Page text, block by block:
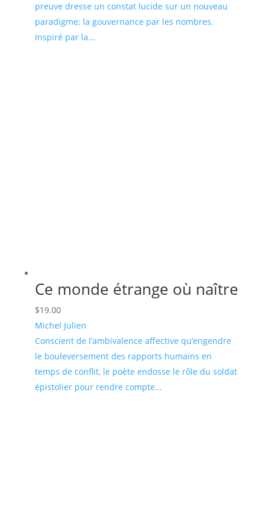
preuve dresse un constat lucide sur un nouveau
paradigme; la gouvernance par les nombres.
Inspiré par la...
Ce monde étrange où naître
$19.00
Michel Julien
Conscient de l’ambivalence affective qu’engendre
le bouleversement des rapports humains en
temps de conflit, le poète endosse le rôle du soldat
épistolier pour rendre compte...